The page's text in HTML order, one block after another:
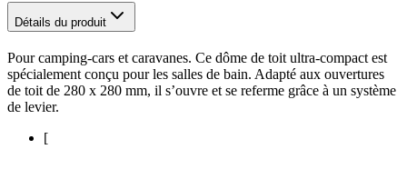
Détails du produit
Pour camping-cars et caravanes. Ce dôme de toit ultra-compact est
spécialement conçu pour les salles de bain. Adapté aux ouvertures
de toit de 280 x 280 mm, il s’ouvre et se referme grâce à un système
de levier.
[